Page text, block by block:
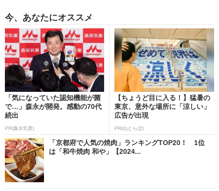
今、あなたにオススメ
「気になっていた認知機能が菌
で…」森永が開発。感動の70代
続出
PR(森永乳業)
【ちょうど目に入る！】猛暑の
東京、意外な場所に「涼しい」
広告が出現
PR(ねとらぼ)
「京都府で人気の焼肉」ランキングTOP20！ 1位
は「和牛焼肉 和や」【2024...